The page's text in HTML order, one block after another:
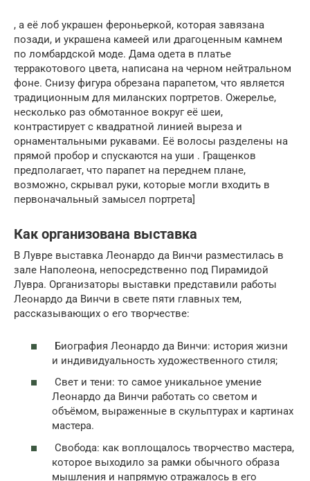
, а её лоб украшен фероньеркой, которая завязана
позади, и украшена камеей или драгоценным камнем
по ломбардской моде. Дама одета в платье
терракотового цвета, написана на черном нейтральном
фоне. Снизу фигура обрезана парапетом, что является
традиционным для миланских портретов. Ожерелье,
несколько раз обмотанное вокруг её шеи,
контрастирует с квадратной линией выреза и
орнаментальными рукавами. Её волосы разделены на
прямой пробор и спускаются на уши . Гращенков
предполагает, что парапет на переднем плане,
возможно, скрывал руки, которые могли входить в
первоначальный замысел портрета]
Как организована выставка
В Лувре выставка Леонардо да Винчи разместилась в
зале Наполеона, непосредственно под Пирамидой
Лувра. Организаторы выставки представили работы
Леонардо да Винчи в свете пяти главных тем,
рассказывающих о его творчестве:
Биография Леонардо да Винчи: история жизни
и индивидуальность художественного стиля;
Свет и тени: то самое уникальное умение
Леонардо да Винчи работать со светом и
объёмом, выраженные в скульптурах и картинах
мастера.
Свобода: как воплощалось творчество мастера,
которое выходило за рамки обычного образа
мышления и напрямую отражалось в его